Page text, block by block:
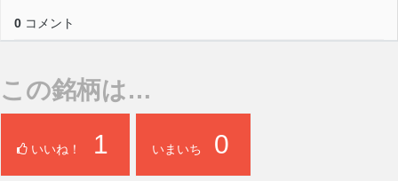
0 コメント
この銘柄は…
いいね！ 1 いまいち 0